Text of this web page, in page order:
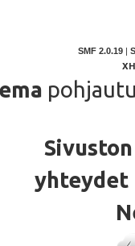
SMF 2.0.19 |
yhteydet